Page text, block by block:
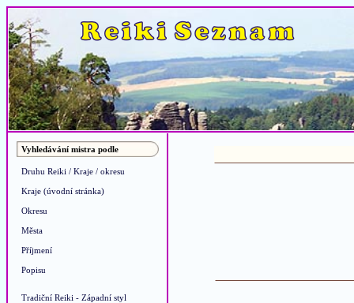
Vyhledávání mistra podle
Druhu Reiki / Kraje / okresu
Kraje (úvodní stránka)
Okresu
Města
Příjmení
Popisu
Tradiční Reiki - Západní styl